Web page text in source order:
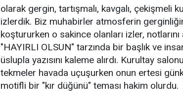
olarak gergin, tartışmalı, kavgalı, çekişmeli
izlerdik. Biz muhabirler atmosferin
koştururken o sakince olanları izler, notlarını
"HAYIRLI OLSUN" tarzında bir başlık ve
üslupla yazısını kaleme alırdı. Kurultay
tekmeler havada uçuşurken onun ertesi
motifli bir "kır düğünü" teması hakim olurdu.